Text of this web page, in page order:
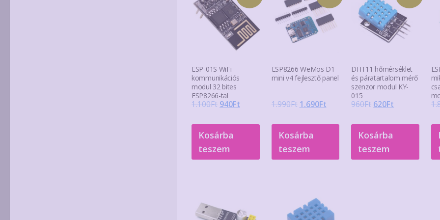
ESP-01S WiFi
kommunikációs
modul 32 bites
ESP8266-tal
1.100Ft Original
was:
1.100Ft.
940Ft
Kosárba
teszem
ESP8266 WeMos D1
mini v4 fejlesztő panel
1.990Ft Original
was:
1.990Ft.
1.690FtCurrent
Kosárba
teszem
DHT11 hőmérséklet
és páratartalom mérő
szenzor modul KY-
015
960Ft Original
was:
960Ft.
620Ft
Kosárba
teszem